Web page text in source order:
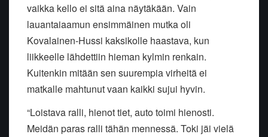
vaikka kello ei sitä aina näytäkään. Vain
lauantaiaamun ensimmäinen mutka oli
Kovalainen-Hussi kaksikolle haastava, kun
liikkeelle lähdettiin hieman kylmin renkain.
Kuitenkin mitään sen suurempia virheitä ei
matkalle mahtunut vaan kaikki sujui hyvin.
“Loistava ralli, hienot tiet, auto toimi hienosti.
Meidän paras ralli tähän mennessä. Toki jäi vielä